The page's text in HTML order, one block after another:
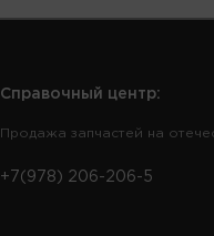
Справочный центр:
Продажа запчастей на
+7(978) 206-206-5